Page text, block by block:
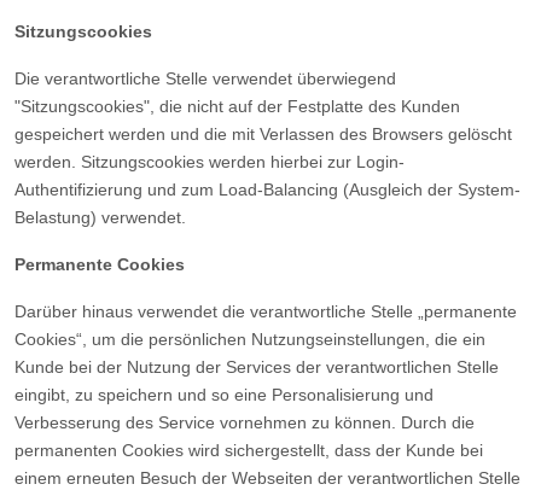
Sitzungscookies
Die verantwortliche Stelle verwendet überwiegend
"Sitzungscookies", die nicht auf der Festplatte des Kunden
gespeichert werden und die mit Verlassen des Browsers gelöscht
werden. Sitzungscookies werden hierbei zur Login-
Authentifizierung und zum Load-Balancing (Ausgleich der System-
Belastung) verwendet.
Permanente Cookies
Darüber hinaus verwendet die verantwortliche Stelle „permanente
Cookies“, um die persönlichen Nutzungseinstellungen, die ein
Kunde bei der Nutzung der Services der verantwortlichen Stelle
eingibt, zu speichern und so eine Personalisierung und
Verbesserung des Service vornehmen zu können. Durch die
permanenten Cookies wird sichergestellt, dass der Kunde bei
einem erneuten Besuch der Webseiten der verantwortlichen Stelle